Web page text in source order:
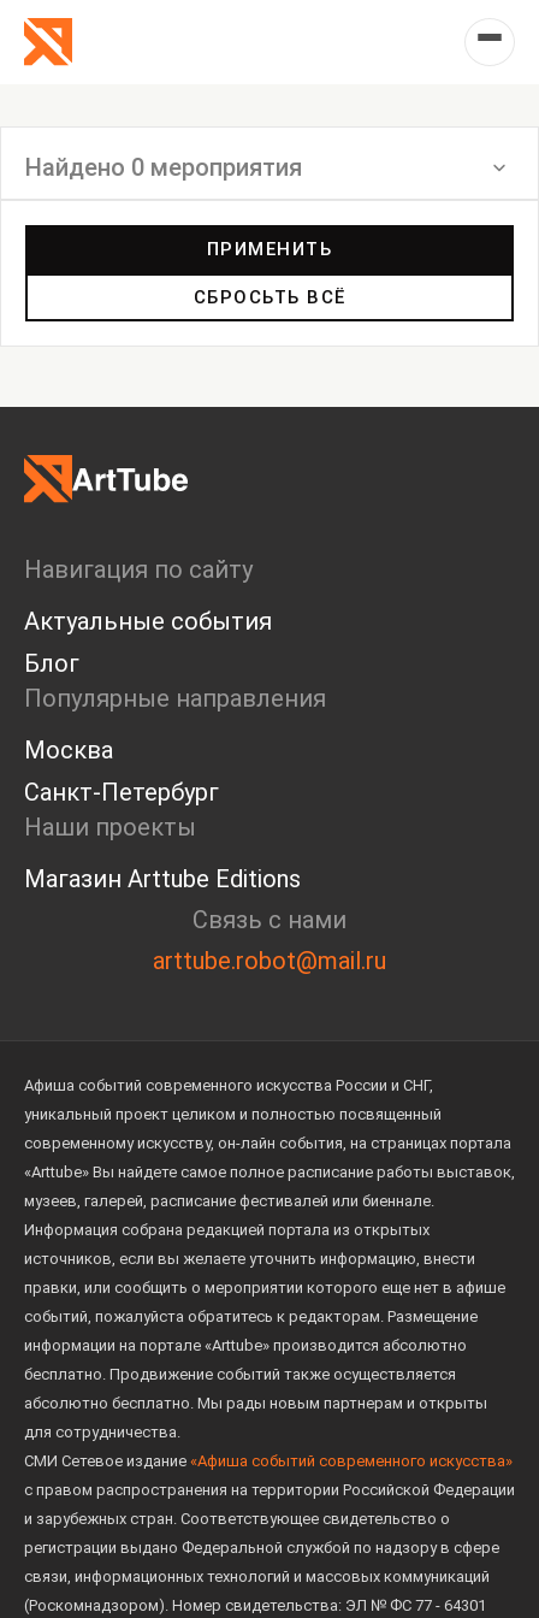
Найдено 0 мероприятия
Дискуссия
Пост-релиз
Пресс-конференция
Ярмарка
Open call
Экскурсия
Дискуссия
Cosmoscow 2024
Blazar 2024
Встречи
Круглый стол
ПРИМЕНИТЬ
СБРОСЬТЬ ВСЁ
Навигация по сайту
Актуальные события
Блог
Популярные направления
Москва
Санкт-Петербург
Наши проекты
Магазин Arttube Editions
Связь с нами
arttube.robot@mail.ru
Афиша событий современного искусства России и СНГ,
уникальный проект целиком и полностью посвященный
современному искусству, он-лайн события, на страницах портала
«Arttube» Вы найдете самое полное расписание работы выставок,
музеев, галерей, расписание фестивалей или биеннале.
Информация собрана редакцией портала из открытых
источников, если вы желаете уточнить информацию, внести
правки, или сообщить о мероприятии которого еще нет в афише
событий, пожалуйста обратитесь к редакторам. Размещение
информации на портале «Arttube» производится абсолютно
бесплатно. Продвижение событий также осуществляется
абсолютно бесплатно. Мы рады новым партнерам и открыты
для сотрудничества.
СМИ Сетевое издание «Афиша событий современного искусства»
с правом распространения на территории Российской Федерации
и зарубежных стран. Соответствующее свидетельство о
регистрации выдано Федеральной службой по надзору в сфере
связи, информационных технологий и массовых коммуникаций
(Роскомнадзором). Номер свидетельства: ЭЛ № ФС 77 - 64301